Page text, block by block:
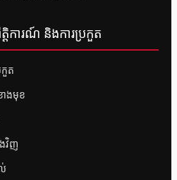
តិការណ៍ និងការប្រកួត
កួត
ាងមុខ
វិញ